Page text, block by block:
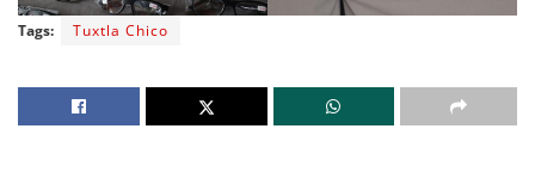
Tags: Tuxtla Chico